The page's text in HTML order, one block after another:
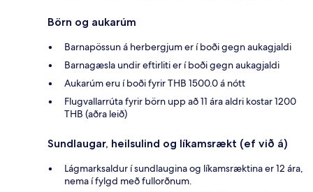
Börn og aukarúm
Barnapössun á herbergjum er í boði gegn aukagjaldi
Barnagæsla undir eftirliti er í boði gegn aukagjaldi
Aukarúm eru í boði fyrir THB 1500.0 á nótt
Flugvallarrúta fyrir börn upp að 11 ára aldri kostar 1200
THB (aðra leið)
Sundlaugar, heilsulind og líkamsrækt (ef við á)
Lágmarksaldur í sundlaugina og líkamsræktina er 12 ára,
nema í fylgd með fullorðnum.